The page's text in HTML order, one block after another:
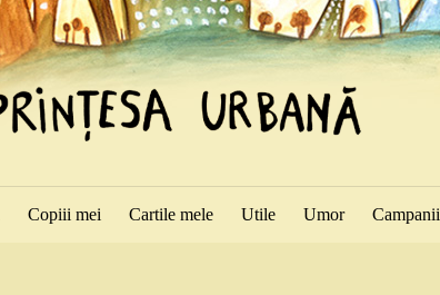
Copiii mei Cartile mele Utile Umor Campanii